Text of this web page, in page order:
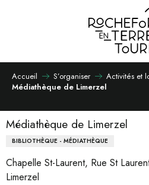
Accueil S’organiser
Activités et
Médiathèque de Limerzel
Médiathèque de Limerzel
BIBLIOTHÈQUE - MÉDIATHÈQUE
Chapelle St-Laurent, Rue St
Limerzel